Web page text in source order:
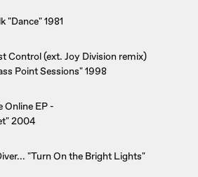
"Dance" 1981
Control (ext. Joy Division remix)
Point Sessions" 1998
Online EP -
2004
"Turn On the Bright Lights"